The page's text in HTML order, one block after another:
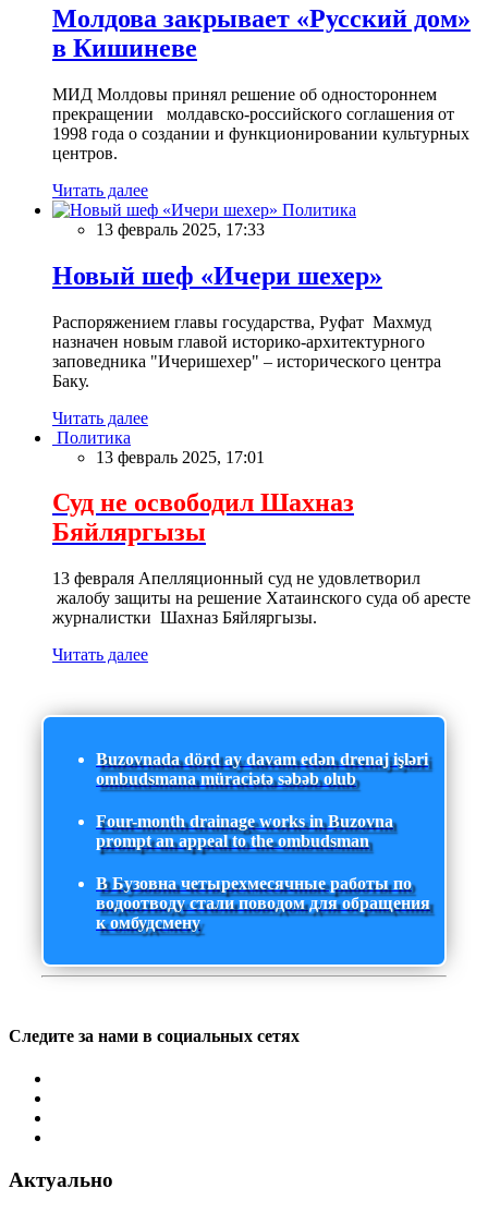
Молдова закрывает «Русский дом»
в Кишиневе
МИД Молдовы принял решение об одностороннем
прекращении молдавско-российского соглашения от
1998 года о создании и функционировании культурных
центров.
Читать далее
Политика
13 февраль 2025, 17:33
Новый шеф «Ичери шехер»
Распоряжением главы государства, Руфат Махмуд
назначен новым главой историко-архитектурного
заповедника "Ичеришехер" – исторического центра
Баку.
Читать далее
Политика
13 февраль 2025, 17:01
Суд не освободил Шахназ
Бяйляргызы
13 февраля Апелляционный суд не удовлетворил
жалобу защиты на решение Хатаинского суда об аресте
журналистки Шахназ Бяйляргызы.
Читать далее
Buzovnada dörd ay davam edən drenaj işləri
ombudsmana müraciətə səbəb olub
Four-month drainage works in Buzovna
prompt an appeal to the ombudsman
В Бузовна четырехмесячные работы по
водоотводу стали поводом для обращения
к омбудсмену
Следите за нами в социальных сетях
Актуально